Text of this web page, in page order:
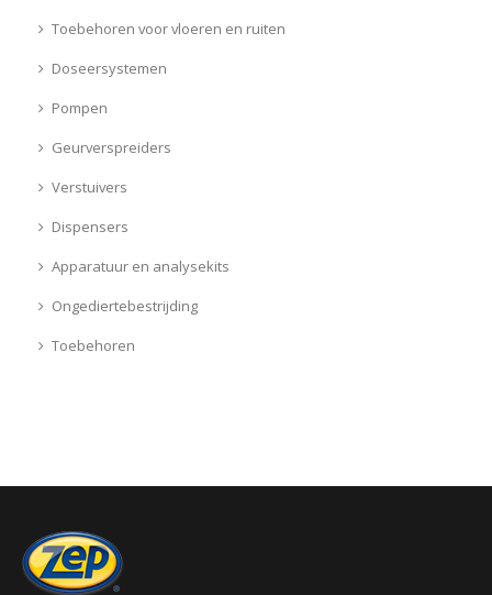
Toebehoren voor vloeren en ruiten
Doseersystemen
Pompen
Geurverspreiders
Verstuivers
Dispensers
Apparatuur en analysekits
Ongediertebestrijding
Toebehoren